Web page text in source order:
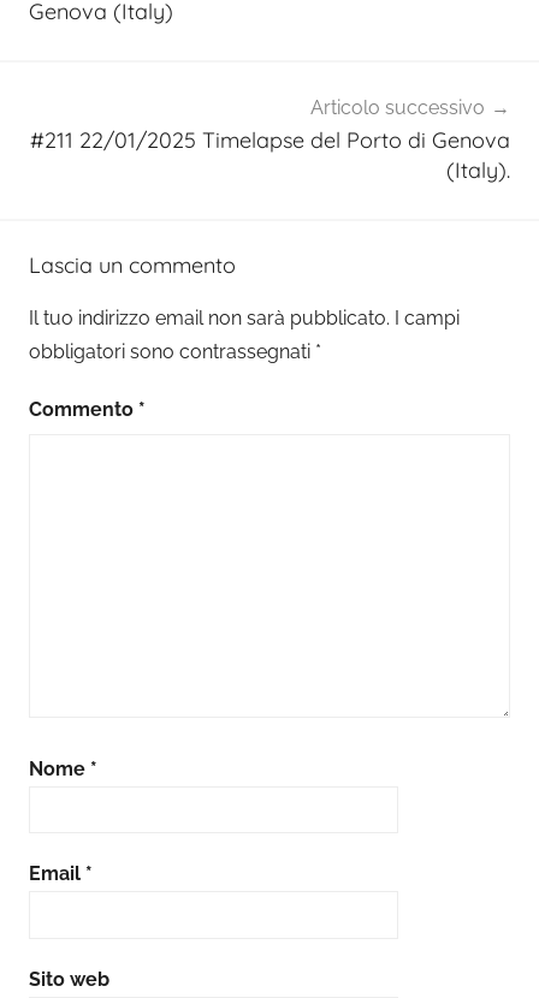
Genova (Italy)
Articolo successivo
#211 22/01/2025 Timelapse del Porto di Genova
(Italy).
Lascia un commento
Il tuo indirizzo email non sarà pubblicato. I campi
obbligatori sono contrassegnati *
Commento *
Nome *
Email *
Sito web